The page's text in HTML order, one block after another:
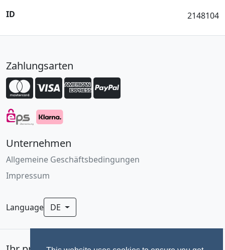
ID
2148104
Zahlungsarten
Unternehmen
Allgemeine Geschäftsbedingungen
Impressum
Language DE